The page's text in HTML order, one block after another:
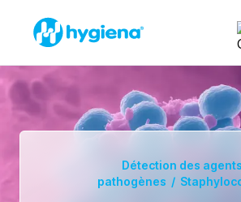
Détection des agents
pathogènes /